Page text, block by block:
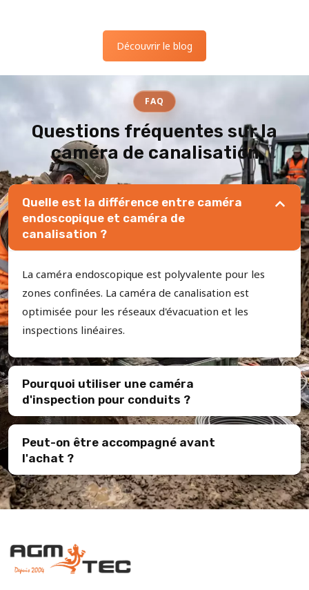
Découvrir le blog
FAQ
Questions fréquentes sur la
caméra de canalisation
Quelle est la différence entre caméra
endoscopique et caméra de
canalisation ?
La caméra endoscopique est polyvalente pour les
zones confinées. La caméra de canalisation est
optimisée pour les réseaux d'évacuation et les
inspections linéaires.
Pourquoi utiliser une caméra
d'inspection pour conduits ?
Peut-on être accompagné avant
l'achat ?